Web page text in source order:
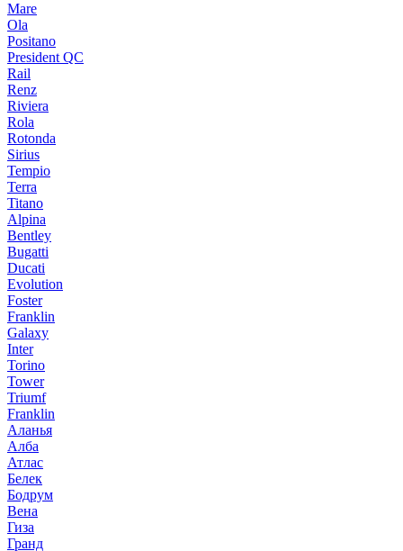
Mare
Ola
Positano
President QC
Rail
Renz
Riviera
Rola
Rotonda
Sirius
Tempio
Terra
Titano
Alpina
Bentley
Bugatti
Ducati
Evolution
Foster
Franklin
Galaxy
Inter
Torino
Tower
Triumf
Franklin
Аланья
Алба
Атлас
Белек
Бодрум
Вена
Гиза
Гранд